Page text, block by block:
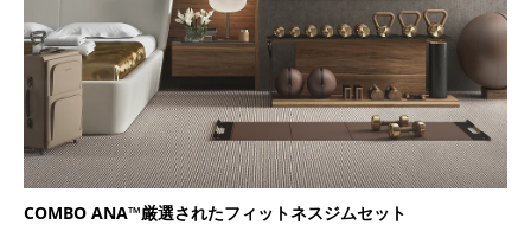
COMBO ANA™厳選されたフィットネスジムセット